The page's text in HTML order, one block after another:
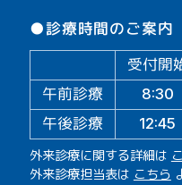
●診療時間のご案内
受付開
午前診療
8:30
午後診療 12:45
外来診療に関する詳細は
外来診療担当表は こちら